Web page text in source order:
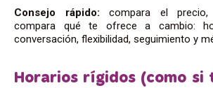
Consejo rápido: compara el precio,
compara qué te ofrece a cambio:
conversación, flexibilidad, seguimiento y
Horarios rígidos (como si